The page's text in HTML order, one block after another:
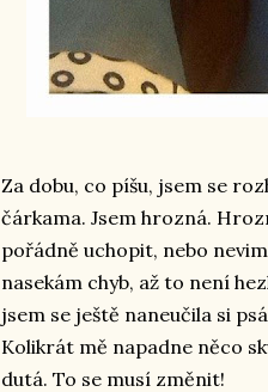
Za dobu, co píšu, jsem se
čárkama. Jsem hrozná.
pořádně uchopit, nebo
nasekám chyb, až to není
jsem se ještě naneučila si
Kolikrát mě napadne něco
dutá. To se musí změnit!